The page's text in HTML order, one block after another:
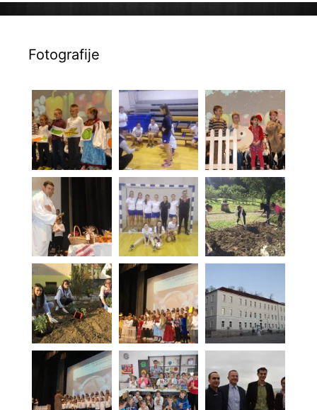
Fotografije